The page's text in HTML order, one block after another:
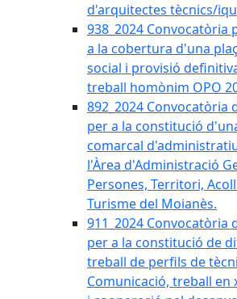
d'arquitectes tècnics/
938_2024 Convocatòria
a la cobertura d'una
social i provisió
treball homònim OPO
892_2024 Convocatòria
per a la constitució
comarcal
l'Àrea d'Administració
Persones, Territori,
Turisme del Moianès.
911_2024 Convocatòria
per a la constitució de
treball de perfils de
Comunicació, treball en